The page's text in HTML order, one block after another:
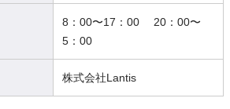
8：00〜17：00 20：00〜
5：00
株式会社Lantis